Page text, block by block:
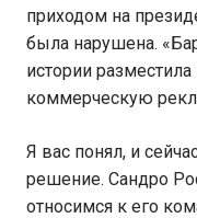
приходом на
была нарушена.
истории
коммерческую
Я вас понял, и
решение. Сандро
относимся к его